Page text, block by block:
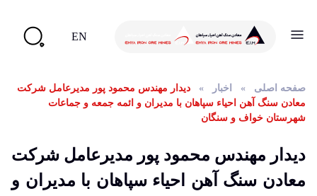
EN
صفحه اصلی » اخبار »
دیدار مهندس محمود پور مدیرعامل شرکت
معادن سنگ آهن احیاء سپاهان با مدیران و ائمه جمعه و جماعات
شهرستان خواف و سنگان
دیدار مهندس محمود پور مدیرعامل شرکت
معادن سنگ آهن احیاء سپاهان با مدیران و